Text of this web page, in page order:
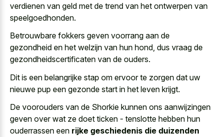
verdienen van geld met de trend van het ontwerpen van
speelgoedhonden.
Betrouwbare fokkers geven voorrang aan de
gezondheid en het welzijn van hun hond, dus vraag de
gezondheidscertificaten van de ouders.
Dit is een belangrijke stap om ervoor te zorgen dat uw
nieuwe pup een gezonde start in het leven krijgt.
De voorouders van de Shorkie kunnen ons aanwijzingen
geven over wat ze doet ticken - tenslotte hebben hun
ouderrassen een rijke geschiedenis die duizenden